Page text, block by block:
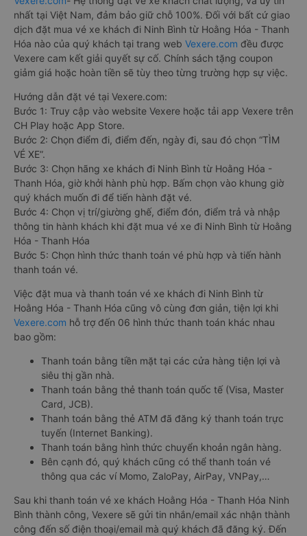
nhất tại Việt Nam, đảm bảo giữ chỗ 100%. Đối với bất cứ giao
dịch đặt mua vé xe khách đi Ninh Bình từ Hoằng Hóa - Thanh
Hóa nào của quý khách tại trang web Vexere.com đều được
Vexere cam kết giải quyết sự cố. Chính sách tặng coupon
giảm giá hoặc hoàn tiền sẽ tùy theo từng trường hợp sự việc.
Hướng dẫn đặt vé tại Vexere.com:
Bước 1: Truy cập vào website Vexere hoặc tải app Vexere trên
CH Play hoặc App Store.
Bước 2: Chọn điểm đi, điểm đến, ngày đi, sau đó chọn “TÌM
VÉ XE”.
Bước 3: Chọn hãng xe khách đi Ninh Bình từ Hoằng Hóa -
Thanh Hóa, giờ khởi hành phù hợp. Bấm chọn vào khung giờ
quý khách muốn đi để tiến hành đặt vé.
Bước 4: Chọn vị trí/giường ghế, điểm đón, điểm trả và nhập
thông tin hành khách khi đặt mua vé xe đi Ninh Bình từ Hoằng
Hóa - Thanh Hóa
Bước 5: Chọn hình thức thanh toán vé phù hợp và tiến hành
thanh toán vé.
Việc đặt mua và thanh toán vé xe khách đi Ninh Bình từ
Hoằng Hóa - Thanh Hóa cũng vô cùng đơn giản, tiện lợi khi
Vexere.com hỗ trợ đến 06 hình thức thanh toán khác nhau
bao gồm:
Thanh toán bằng tiền mặt tại các cửa hàng tiện lợi và
siêu thị gần nhà.
Thanh toán bằng thẻ thanh toán quốc tế (Visa, Master
Card, JCB).
Thanh toán bằng thẻ ATM đã đăng ký thanh toán trực
tuyến (Internet Banking).
Thanh toán bằng hình thức chuyển khoản ngân hàng.
Bên cạnh đó, quý khách cũng có thể thanh toán vé
thông qua các ví Momo, ZaloPay, AirPay, VNPay,…
Sau khi thanh toán vé xe khách Hoằng Hóa - Thanh Hóa Ninh
Bình thành công, Vexere sẽ gửi tin nhắn/email xác nhận thành
công đến số điện thoại/email mà quý khách đã đăng ký. Đến